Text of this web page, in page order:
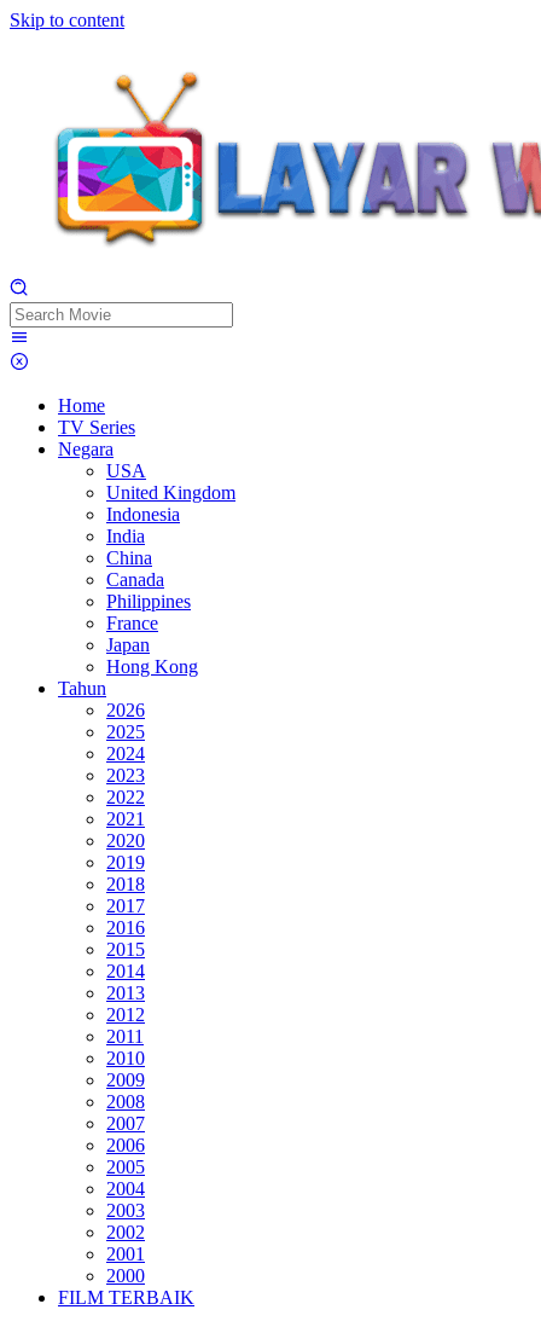
Skip to content
Home
TV Series
Negara
USA
United Kingdom
Indonesia
India
China
Canada
Philippines
France
Japan
Hong Kong
Tahun
2026
2025
2024
2023
2022
2021
2020
2019
2018
2017
2016
2015
2014
2013
2012
2011
2010
2009
2008
2007
2006
2005
2004
2003
2002
2001
2000
FILM TERBAIK